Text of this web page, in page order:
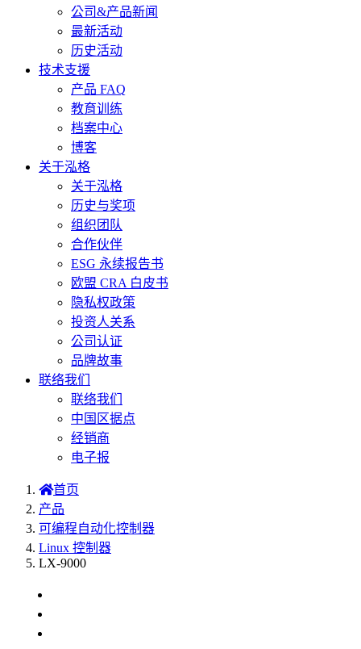
公司&产品新闻
最新活动
历史活动
技术支援
产品 FAQ
教育训练
档案中心
博客
关于泓格
关于泓格
历史与奖项
组织团队
合作伙伴
ESG 永续报告书
欧盟 CRA 白皮书
隐私权政策
投资人关系
公司认证
品牌故事
联络我们
联络我们
中国区据点
经销商
电子报
首页
产品
可编程自动化控制器
Linux 控制器
LX-9000